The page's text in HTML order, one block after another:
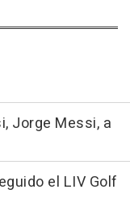
Jorge Messi, a
el LIV Golf